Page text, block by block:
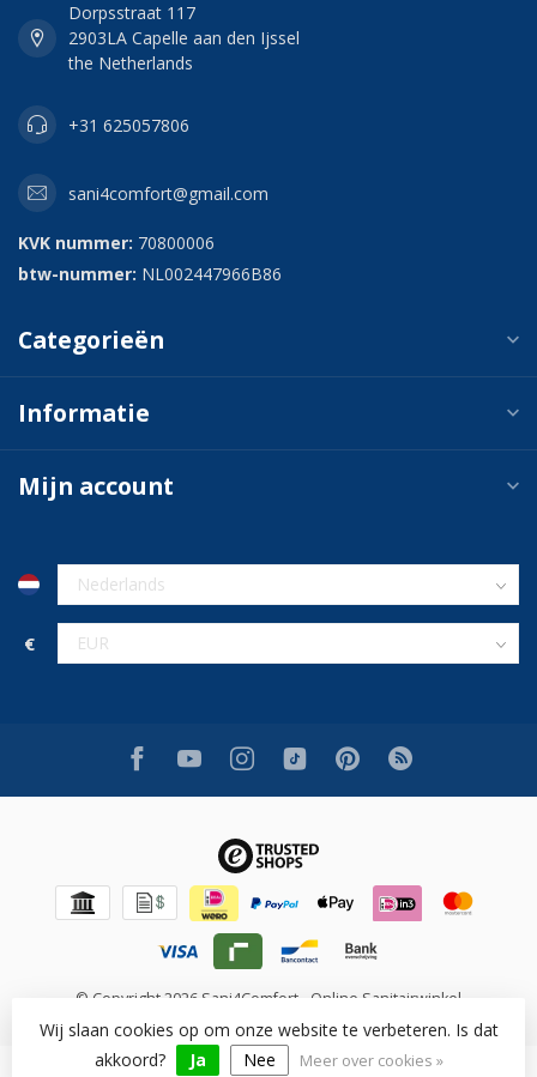
Dorpsstraat 117
2903LA Capelle aan den Ijssel
the Netherlands
+31 625057806
sani4comfort@gmail.com
KVK nummer: 70800006
btw-nummer: NL002447966B86
Categorieën
Informatie
Mijn account
€
© Copyright 2026 Sani4Comfort - Online Sanitairwinkel
Beoordeling op [review_system] voor [shop_name]: [rating]/10
Wij slaan cookies op om onze website te verbeteren. Is dat
akkoord?
Ja Nee Meer over cookies »